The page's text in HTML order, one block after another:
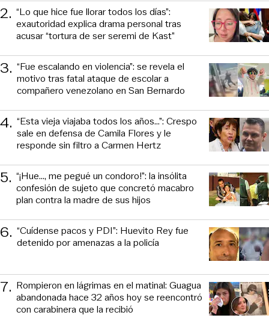
2. “Lo que hice fue llorar todos los días”:
exautoridad explica drama personal tras
acusar “tortura de ser seremi de Kast”
3. “Fue escalando en violencia”: se revela el
motivo tras fatal ataque de escolar a
compañero venezolano en San Bernardo
4. “Esta vieja viajaba todos los años...”: Crespo
sale en defensa de Camila Flores y le
responde sin filtro a Carmen Hertz
5. “¡Hue..., me pegué un condoro!”: la insólita
confesión de sujeto que concretó macabro
plan contra la madre de sus hijos
6. “Cuídense pacos y PDI”: Huevito Rey fue
detenido por amenazas a la policía
7. Rompieron en lágrimas en el matinal: Guagua
abandonada hace 32 años hoy se reencontró
con carabinera que la recibió